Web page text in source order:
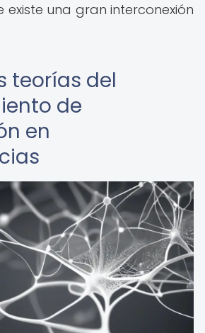
existe una gran interconexión
teorías del
de
en